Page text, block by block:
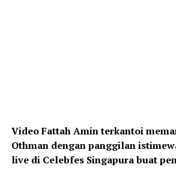
Video Fattah Amin terkantoi
Othman dengan panggilan
live di Celebfes Singapura buat